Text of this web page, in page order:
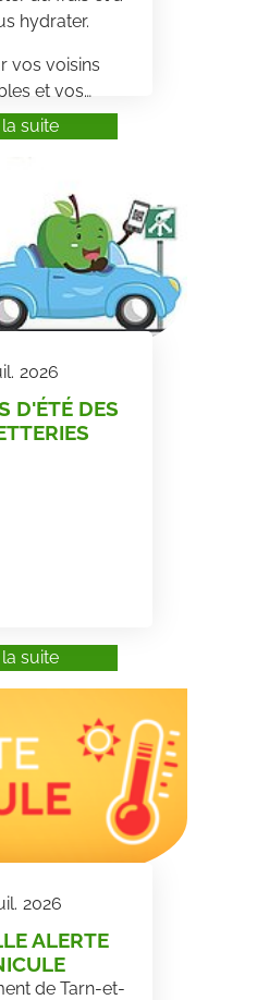
hydrater.
vos voisins
et vos…
suite
2026
D'ÉTÉ DES
suite
2026
ALERTE
de Tarn-et-